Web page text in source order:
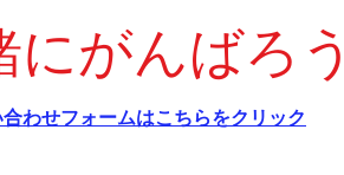
がんばろ
わせフォームはこちらをクリック